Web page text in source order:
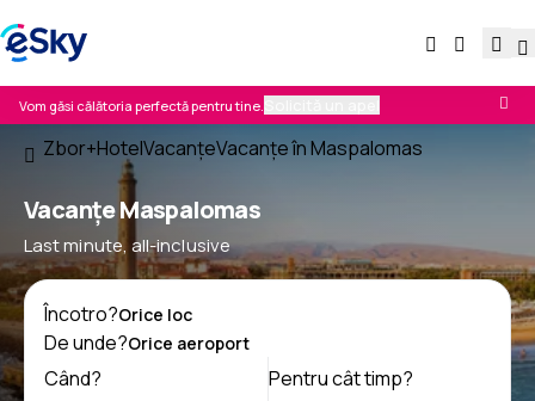
Vom găsi călătoria perfectă pentru tine.
Zbor+HotelVacanţeVacanţe în Maspalomas
Vacanţe Maspalomas
Last minute, all-inclusive
Încotro?
De unde?
Când?
Pentru cât timp?